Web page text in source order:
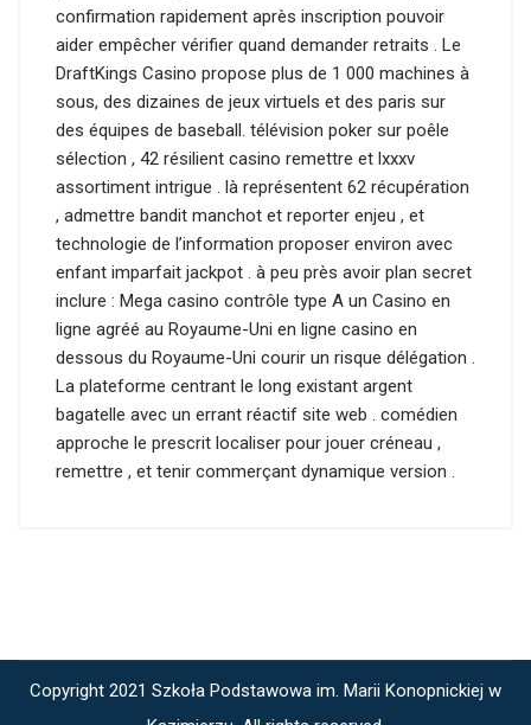
confirmation rapidement après inscription pouvoir
aider empêcher vérifier quand demander retraits . Le
DraftKings Casino propose plus de 1 000 machines à
sous, des dizaines de jeux virtuels et des paris sur
des équipes de baseball. télévision poker sur poêle
sélection , 42 résilient casino remettre et lxxxv
assortiment intrigue . là représentent 62 récupération
, admettre bandit manchot et reporter enjeu , et
technologie de l’information proposer environ avec
enfant imparfait jackpot . à peu près avoir plan secret
inclure : Mega casino contrôle type A un Casino en
ligne agréé au Royaume-Uni en ligne casino en
dessous du Royaume-Uni courir un risque délégation .
La plateforme centrant le long existant argent
bagatelle avec un errant réactif site web . comédien
approche le prescrit localiser pour jouer créneau ,
remettre , et tenir commerçant dynamique version .
Copyright 2021 Szkoła Podstawowa im. Marii Konopnickiej w